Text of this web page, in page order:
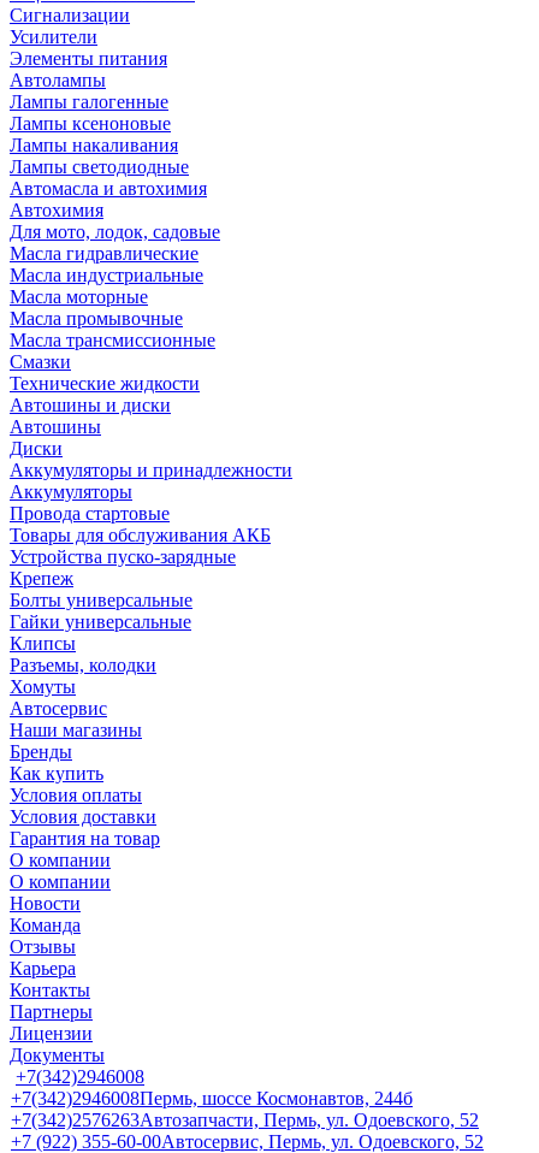
Сигнализации
Усилители
Элементы питания
Автолампы
Лампы галогенные
Лампы ксеноновые
Лампы накаливания
Лампы светодиодные
Автомасла и автохимия
Автохимия
Для мото, лодок, садовые
Масла гидравлические
Масла индустриальные
Масла моторные
Масла промывочные
Масла трансмиссионные
Смазки
Технические жидкости
Автошины и диски
Автошины
Диски
Аккумуляторы и принадлежности
Аккумуляторы
Провода стартовые
Товары для обслуживания АКБ
Устройства пуско-зарядные
Крепеж
Болты универсальные
Гайки универсальные
Клипсы
Разъемы, колодки
Хомуты
Автосервис
Наши магазины
Бренды
Как купить
Условия оплаты
Условия доставки
Гарантия на товар
О компании
О компании
Новости
Команда
Отзывы
Карьера
Контакты
Партнеры
Лицензии
Документы
+7(342)2946008
+7(342)2946008Пермь, шоссе Космонавтов, 244б
+7(342)2576263Автозапчасти, Пермь, ул. Одоевского, 52
+7 (922) 355-60-00Автосервис, Пермь, ул. Одоевского, 52